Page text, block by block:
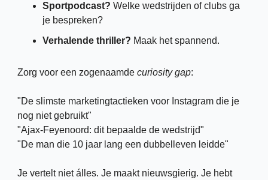
Sportpodcast? Welke wedstrijden of clubs ga
je bespreken?
Verhalende thriller? Maak het spannend.
Zorg voor een zogenaamde curiosity gap:
"De slimste marketingtactieken voor Instagram die je
nog niet gebruikt"
"Ajax-Feyenoord: dit bepaalde de wedstrijd"
"De man die 10 jaar lang een dubbelleven leidde"
Je vertelt niet álles. Je maakt nieuwsgierig. Je hebt